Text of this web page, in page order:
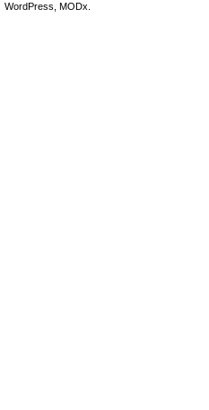
WordPress, MODx.